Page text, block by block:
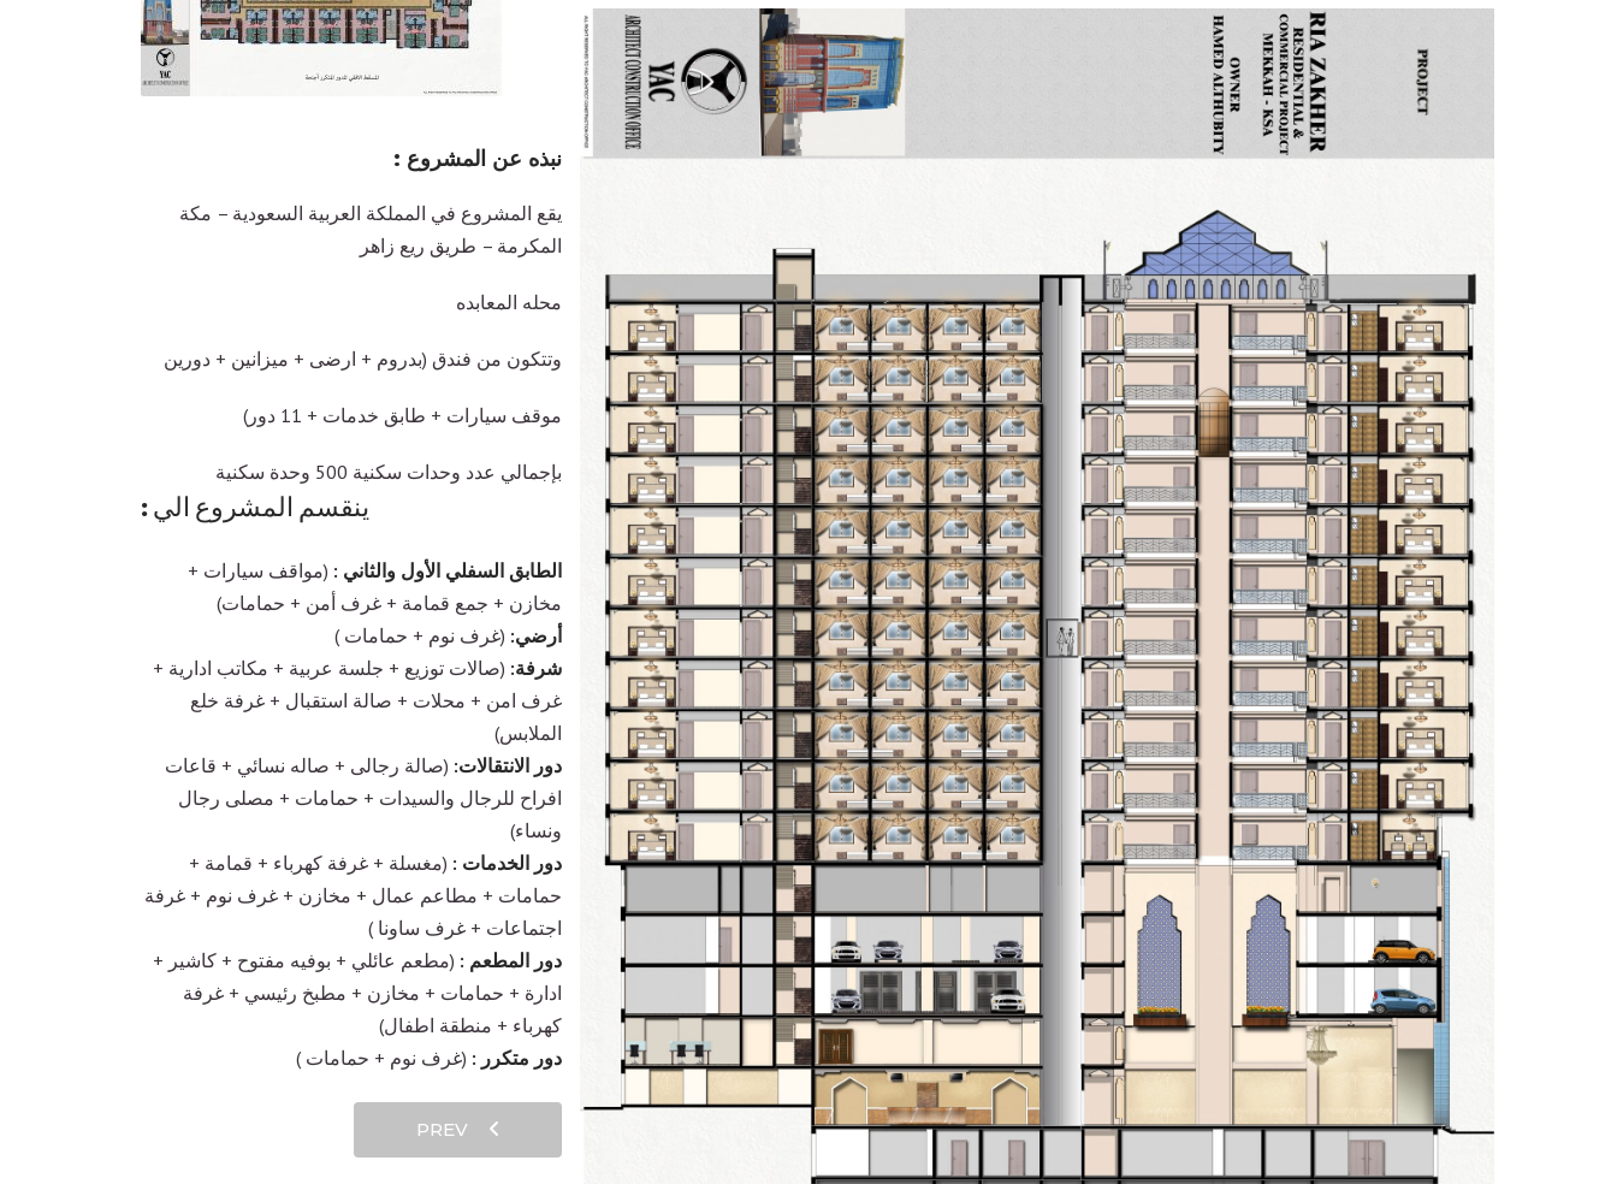
نبذه عن المشروع :
يقع المشروع في المملكة العربية السعودية – مكة
المكرمة – طريق ريع زاهر
محله المعابده
وتتكون من فندق (بدروم + ارضى + ميزانين + دورين
موقف سيارات + طابق خدمات + 11 دور)
بإجمالي عدد وحدات سكنية 500 وحدة سكنية
ينقسم المشروع الي :
الطابق السفلي الأول والثاني : (مواقف سيارات +
مخازن + جمع قمامة + غرف أمن + حمامات)
أرضي: (غرف نوم + حمامات )
شرفة: (صالات توزيع + جلسة عربية + مكاتب ادارية +
غرف امن + محلات + صالة استقبال + غرفة خلع
الملابس)
دور الانتقالات: (صالة رجالى + صاله نسائي + قاعات
افراح للرجال والسيدات + حمامات + مصلى رجال
ونساء)
دور الخدمات : (مغسلة + غرفة كهرباء + قمامة +
حمامات + مطاعم عمال + مخازن + غرف نوم + غرفة
اجتماعات + غرف ساونا )
دور المطعم : (مطعم عائلي + بوفيه مفتوح + كاشير +
ادارة + حمامات + مخازن + مطبخ رئيسي + غرفة
كهرباء + منطقة اطفال)
دور متكرر : (غرف نوم + حمامات )
PREV